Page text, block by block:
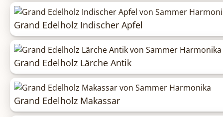
Grand Edelholz Indischer Apfel
Grand Edelholz Lärche Antik
Grand Edelholz Makassar